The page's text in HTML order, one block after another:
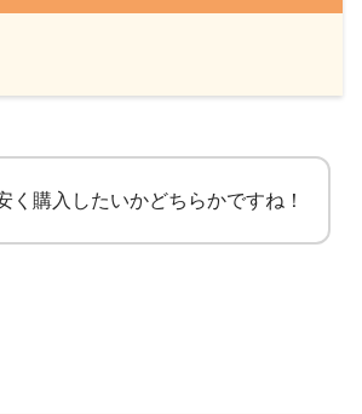
購入したいかどちらかですね！